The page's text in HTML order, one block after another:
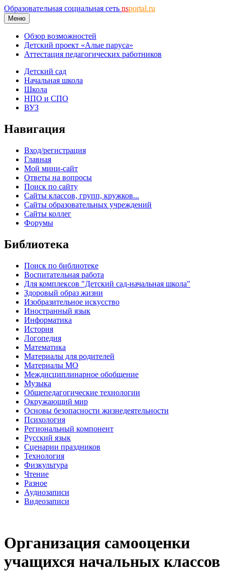
Образовательная социальная сеть nsportal.ru
Меню
Обзор возможностей
Детский проект «Алые паруса»
Аттестация педагогических работников
Детский сад
Начальная школа
Школа
НПО и СПО
ВУЗ
Навигация
Вход/регистрация
Главная
Мой мини-сайт
Ответы на вопросы
Поиск по сайту
Сайты классов, групп, кружков...
Сайты образовательных учреждений
Сайты коллег
Форумы
Библиотека
Поиск по библиотеке
Воспитательная работа
Для комплексов "Детский сад-начальная школа"
Здоровый образ жизни
Изобразительное искусство
Иностранный язык
Информатика
История
Логопедия
Математика
Материалы для родителей
Материалы МО
Междисциплинарное обобщение
Музыка
Общепедагогические технологии
Окружающий мир
Основы безопасности жизнедеятельности
Психология
Региональный компонент
Русский язык
Сценарии праздников
Технология
Физкультура
Чтение
Разное
Аудиозаписи
Видеозаписи
Организация самооценки
учащихся начальных классов